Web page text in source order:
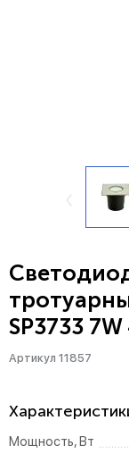
SP3733
Артикул 11857
Мощность, Вт